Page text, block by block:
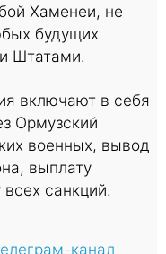
Хаменеи, не
будущих
Штатами.
включают в себя
Ормузский
военных, вывод
выплату
санкций.
канал